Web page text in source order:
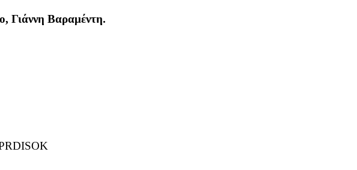
Γιάννη Βαραμέντη.